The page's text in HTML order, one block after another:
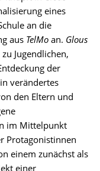
eines
an die
aus TelMo an. Glous
Jugendlichen,
der
verändertes
den Eltern und
im Mittelpunkt
Protagonistinnen
einem zunächst als
einer